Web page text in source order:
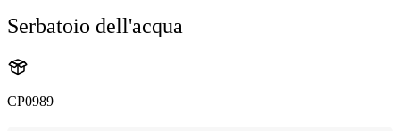
Serbatoio dell'acqua
CP0989